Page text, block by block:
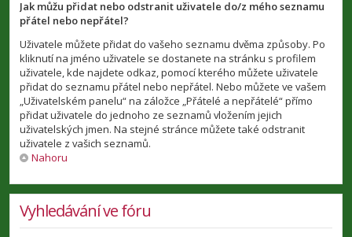
Jak můžu přidat nebo odstranit uživatele do/z mého seznamu
přátel nebo nepřátel?
Uživatele můžete přidat do vašeho seznamu dvěma způsoby. Po
kliknutí na jméno uživatele se dostanete na stránku s profilem
uživatele, kde najdete odkaz, pomocí kterého můžete uživatele
přidat do seznamu přátel nebo nepřátel. Nebo můžete ve vašem
„Uživatelském panelu“ na záložce „Přátelé a nepřátelé“ přímo
přidat uživatele do jednoho ze seznamů vložením jejich
uživatelských jmen. Na stejné stránce můžete také odstranit
uživatele z vašich seznamů.
Nahoru
Vyhledávání ve fóru